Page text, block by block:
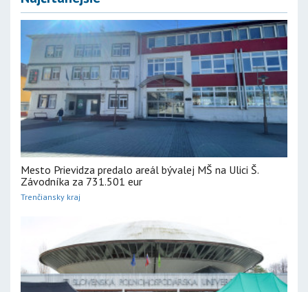
Mesto Prievidza predalo areál bývalej MŠ na Ulici Š.
Závodníka za 731.501 eur
Trenčiansky kraj